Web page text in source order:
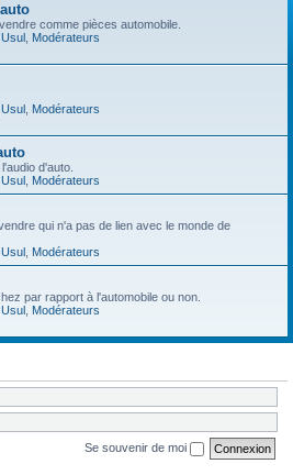
comme pièces automobile.
Usul Modérateurs
Usul Modérateurs
d'auto.
Usul Modérateurs
qui n'a pas de lien avec le monde de
Usul Modérateurs
par rapport à l'automobile ou non.
Usul Modérateurs
Se souvenir de moi